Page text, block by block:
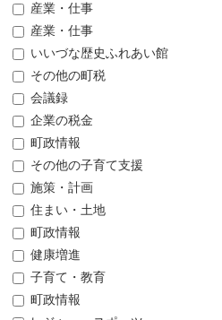
産業・仕事
産業・仕事
いいづな歴史ふれあい館
その他の町税
会議録
企業の税金
町政情報
その他の子育て支援
施策・計画
住まい・土地
町政情報
健康増進
子育て・教育
町政情報